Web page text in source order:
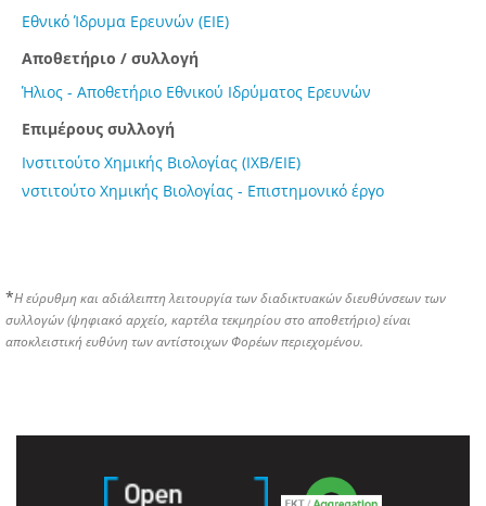
Εθνικό Ίδρυμα Ερευνών (ΕΙΕ)
Αποθετήριο / συλλογή
Ήλιος - Αποθετήριο Εθνικού Ιδρύματος Ερευνών
Επιμέρους συλλογή
Ινστιτούτο Χημικής Βιολογίας (ΙΧΒ/ΕΙΕ)
νστιτούτο Χημικής Βιολογίας - Επιστημονικό έργο
*Η εύρυθμη και αδιάλειπτη λειτουργία των διαδικτυακών διευθύνσεων των
συλλογών (ψηφιακό αρχείο, καρτέλα τεκμηρίου στο αποθετήριο) είναι
αποκλειστική ευθύνη των αντίστοιχων Φορέων περιεχομένου.